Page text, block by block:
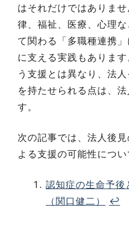
はそれだけではありま
律、福祉、医療、心理
て関わる「多職種連携
に支える実践もありま
う支援とは異なり、法
を持たせられる点は、
す。
次の記事では、法人後
よる支援の可能性につい
認知症の生命予後
（関口健二）
↩︎